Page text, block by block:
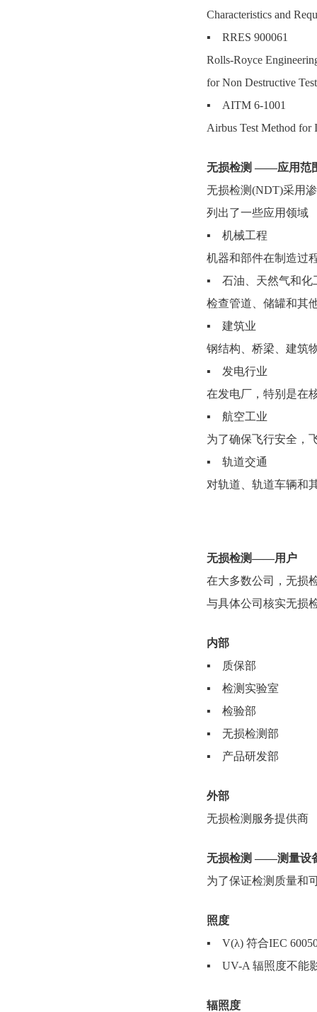
Characteristics and
▪ RRES 900061
Rolls-Royce
for Non Destructive
▪ AITM 6-1001
Airbus Test Method for
无损检测 ——应用范
无损检测(NDT)采用
列出了一些应用领域
▪ 机械工程
机器和部件在制造过
▪ 石油、天然气和化
检查管道、储罐和其
▪ 建筑业
钢结构、桥梁、建筑
▪ 发电行业
在发电厂，特别是在
▪ 航空工业
为了确保飞行安全，
▪ 轨道交通
对轨道、轨道车辆和
无损检测——用户
在大多数公司，无损
与具体公司核实无损
内部
▪ 质保部
▪ 检测实验室
▪ 检验部
▪ 无损检测部
▪ 产品研发部
外部
无损检测服务提供商
无损检测 ——测量设
为了保证检测质量和
照度
▪ V(λ) 符合IEC
▪ UV-A 辐照度不能
辐照度